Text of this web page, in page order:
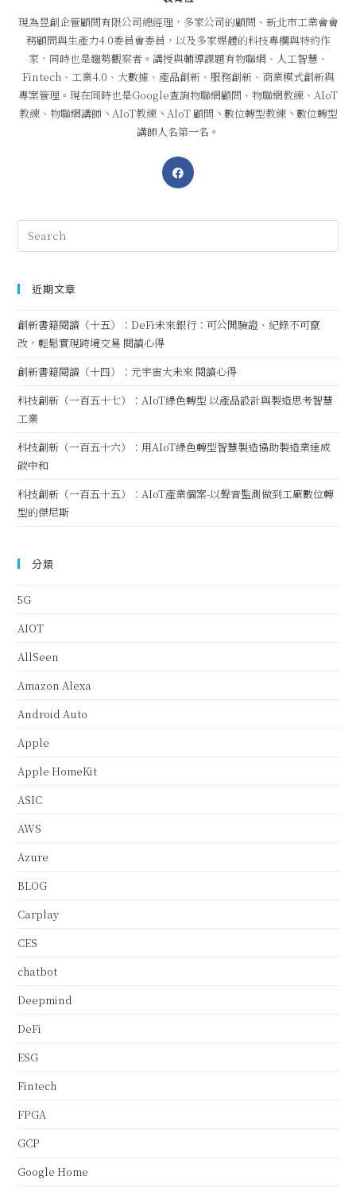
現為昱創企管顧問有限公司總經理，多家公司的顧問、新北市工業會會
務顧問與生產力4.0委員會委員，以及多家媒體的科技專欄與特約作
家，同時也是趨勢觀察者。講授與輔導課題有物聯網、人工智慧、
Fintech、工業4.0、大數據、產品創新、服務創新、商業模式創新與
專案管理。現在同時也是Google查詢物聯網顧問、物聯網教練、AIoT
教練、物聯網講師丶AIoT教練丶AIoT 顧問丶數位轉型教練丶數位轉型
講師人名第一名。
近期文章
創新書籍閱讀（十五）：DeFi未來銀行：可公開驗證、紀錄不可竄
改，輕鬆實現跨境交易 閱讀心得
創新書籍閱讀（十四）：元宇宙大未來 閱讀心得
科技創新（一百五十七）：AIoT綠色轉型 以產品設計與製造思考智慧
工業
科技創新（一百五十六）：用AIoT綠色轉型智慧製造協助製造業達成
碳中和
科技創新（一百五十五）：AIoT產業個案-以聲音監測做到工廠數位轉
型的傑尼斯
分類
5G
AIOT
AllSeen
Amazon Alexa
Android Auto
Apple
Apple HomeKit
ASIC
AWS
Azure
BLOG
Carplay
CES
chatbot
Deepmind
DeFi
ESG
Fintech
FPGA
GCP
Google Home